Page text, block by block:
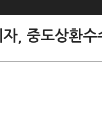
, 중도상환수